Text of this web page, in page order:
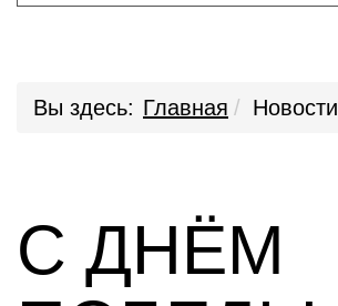
Вы здесь: Главная Новости
С ДНЁМ